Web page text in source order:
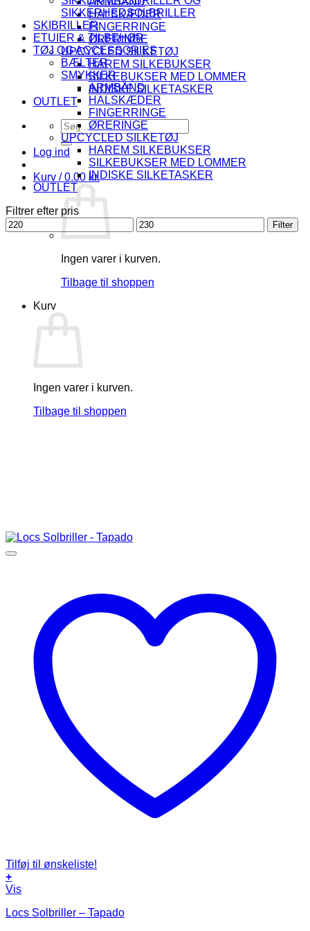
HALSKÆDER
FINGERRINGE
ØRERINGE
UPCYCLED SILKETØJ
HAREM SILKEBUKSER
SILKEBUKSER MED LOMMER
INDISKE SILKETASKER
OUTLET
Søg
efter:
Log ind
Kurv /0.00 kr.
Ingen varer i kurven.
Tilbage til shoppen
Kurv
Ingen varer i kurven.
Tilbage til shoppen
SIKKERHEDSOLBRILLER
SKIBRILLER
ETUIER & TILBEHØR
TØJ OG ACCESSORIES
BÆLTER
SMYKKER
ARMBÅND
HALSKÆDER
FINGERRINGE
ØRERINGE
UPCYCLED SILKETØJ
HAREM SILKEBUKSER
SILKEBUKSER MED LOMMER
INDISKE SILKETASKER
OUTLET
Filtrer efter pris
Mindste
pris
Højeste
pris
Filter
Tilføj til ønskeliste!
+
Vis
Locs Solbriller – Tapado